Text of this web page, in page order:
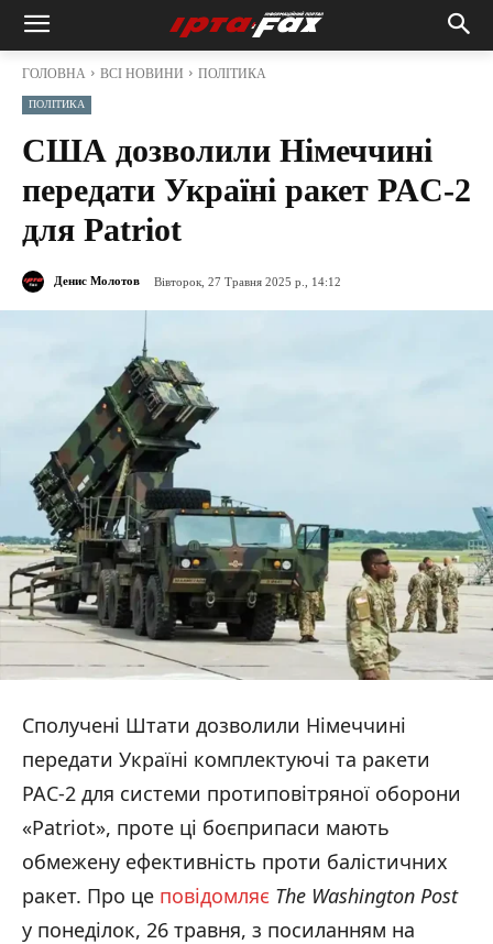
ГОЛОВНА ВСІ НОВИНИ ПОЛІТИКА
ПОЛІТИКА
США дозволили Німеччині
передати Україні ракет PAC-2
для Patriot
Денис Молотов Вівторок, 27 Травня 2025 р., 14:12
Сполучені Штати дозволили Німеччині
передати Україні комплектуючі та ракети
PAC-2 для системи протиповітряної оборони
«Patriot», проте ці боєприпаси мають
обмежену ефективність проти балістичних
ракет. Про це повідомляє The Washington Post
у понеділок, 26 травня, з посиланням на